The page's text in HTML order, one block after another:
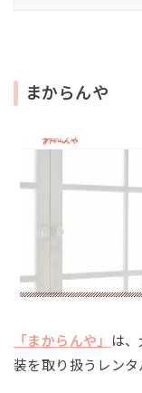
まからんや
「まからんや」
は
装を取り扱うレンタ